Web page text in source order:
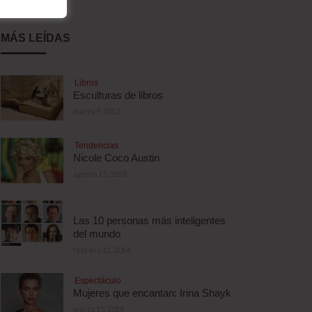
MÁS LEÍDAS
Libros
Esculturas de libros
Tendencias
Nicole Coco Austin
Las 10 personas más inteligentes
del mundo
Espectáculo
Mujeres que encantan: Irina Shayk